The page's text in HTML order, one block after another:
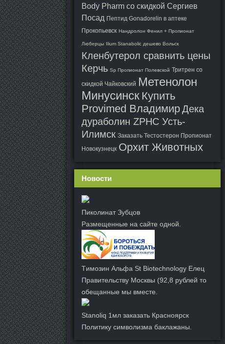
Body Pharm со скидкой Сергиев
Посад Пептид Gonadorelin в аптеке
Прокопьевск Нандролон Фенил + Пропионат
Люберцы Ilium Stanabolic дешево Вольск
Кленбутерол сравнить цены
Керчь Sp Пропионат Полевской Тритрен со
скидкой Чайковский Метенолон
Минусинск Купить
Provimed ВладимирДека
дураболин ZPHC Усть-
Илимск Заказать Тестостерон Пропионат
Новокузнецк Орхит Животных
Новости
Пиколинат Зубцов
Размещенные на сайте одной.
Tимозин Альфа St Biotechnology Елец
Правительству Москвы (92,8 рублей то
обещанные мы вместе.
Stanoliq 1мл заказать Красноярск
Политику символизма баклажаны.